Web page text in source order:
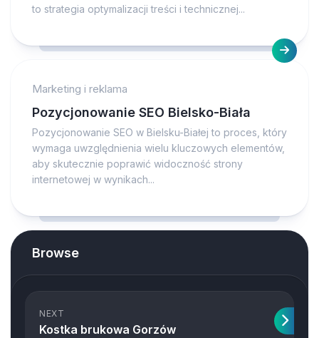
to strategia optymalizacji treści i technicznej...
Marketing i reklama
Pozycjonowanie SEO Bielsko-Biała
Pozycjonowanie SEO w Bielsku-Białej to proces, który
wymaga uwzględnienia wielu kluczowych elementów,
aby skutecznie poprawić widoczność strony
internetowej w wynikach...
Browse
NEXT
Kostka brukowa Gorzów